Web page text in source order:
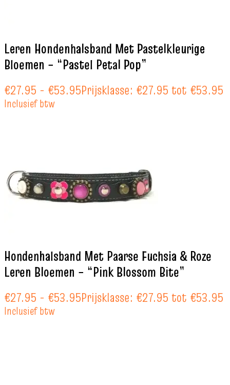
Leren Hondenhalsband Met Pastelkleurige
Bloemen – “Pastel Petal Pop”
€27.95 - €53.95Prijsklasse: €27.95 tot €53.95
Inclusief btw
Hondenhalsband Met Paarse Fuchsia & Roze
Leren Bloemen – “Pink Blossom Bite”
€27.95 - €53.95Prijsklasse: €27.95 tot €53.95
Inclusief btw